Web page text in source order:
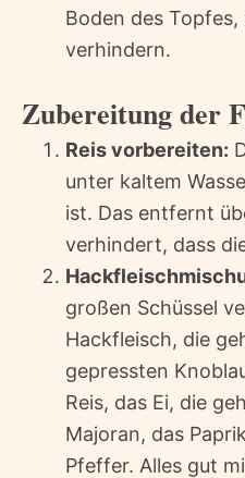
Boden des
verhindern.
Zubereitung der
Reis vorbereiten:
unter kaltem
ist. Das entfernt
verhindert, dass
großen Schüssel
Hackfleisch, die
gepressten
Reis, das Ei, die
Majoran, das
Pfeffer. Alles gut